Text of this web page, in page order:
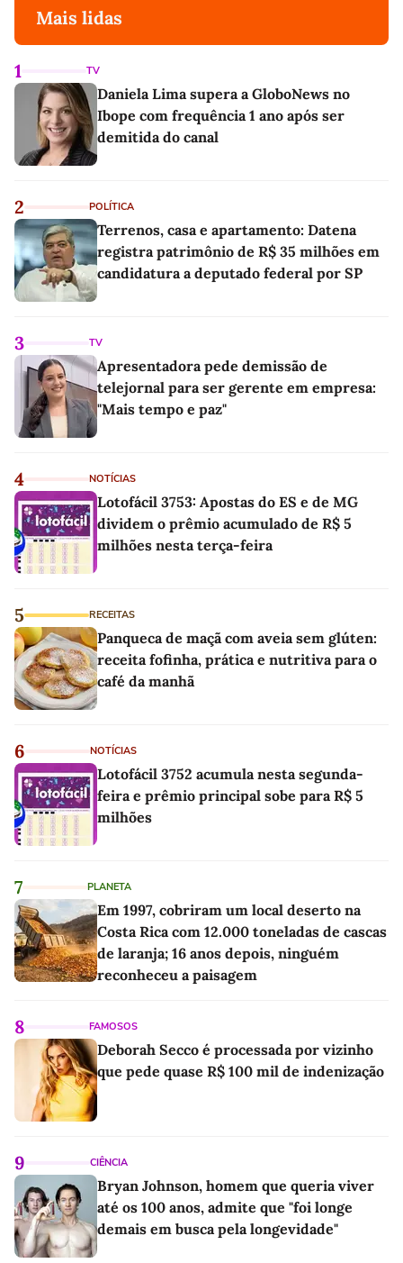
Mais lidas
1 TV
Daniela Lima supera a GloboNews no
Ibope com frequência 1 ano após ser
demitida do canal
2 POLÍTICA
Terrenos, casa e apartamento: Datena
registra patrimônio de R$ 35 milhões em
candidatura a deputado federal por SP
3 TV
Apresentadora pede demissão de
telejornal para ser gerente em empresa:
"Mais tempo e paz"
4 NOTÍCIAS
Lotofácil 3753: Apostas do ES e de MG
dividem o prêmio acumulado de R$ 5
milhões nesta terça-feira
5 RECEITAS
Panqueca de maçã com aveia sem glúten:
receita fofinha, prática e nutritiva para o
café da manhã
6 NOTÍCIAS
Lotofácil 3752 acumula nesta segunda-
feira e prêmio principal sobe para R$ 5
milhões
7 PLANETA
Em 1997, cobriram um local deserto na
Costa Rica com 12.000 toneladas de cascas
de laranja; 16 anos depois, ninguém
reconheceu a paisagem
8 FAMOSOS
Deborah Secco é processada por vizinho
que pede quase R$ 100 mil de indenização
9 CIÊNCIA
Bryan Johnson, homem que queria viver
até os 100 anos, admite que "foi longe
demais em busca pela longevidade"